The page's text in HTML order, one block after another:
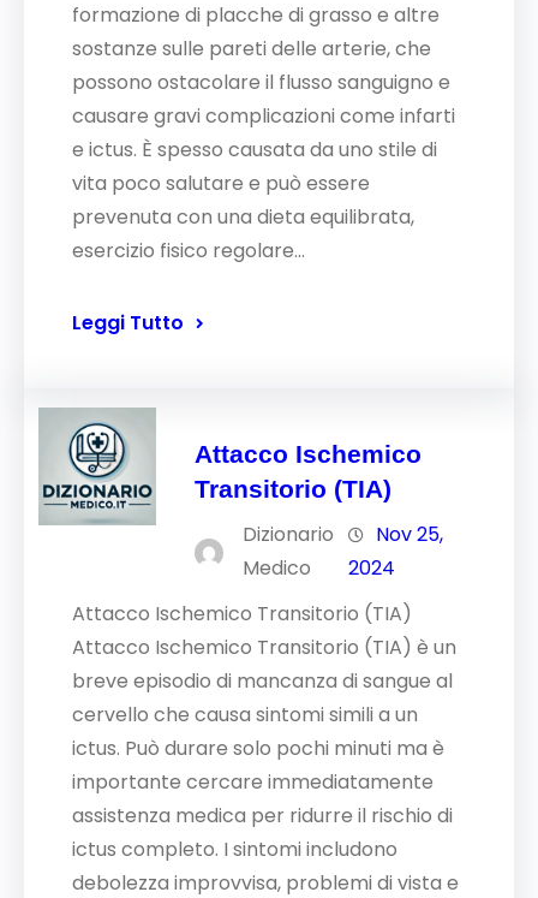
formazione di placche di grasso e altre
sostanze sulle pareti delle arterie, che
possono ostacolare il flusso sanguigno e
causare gravi complicazioni come infarti
e ictus. È spesso causata da uno stile di
vita poco salutare e può essere
prevenuta con una dieta equilibrata,
esercizio fisico regolare…
Leggi Tutto
Attacco Ischemico
Transitorio (TIA)
Dizionario
Medico
Nov 25,
2024
Attacco Ischemico Transitorio (TIA)
Attacco Ischemico Transitorio (TIA) è un
breve episodio di mancanza di sangue al
cervello che causa sintomi simili a un
ictus. Può durare solo pochi minuti ma è
importante cercare immediatamente
assistenza medica per ridurre il rischio di
ictus completo. I sintomi includono
debolezza improvvisa, problemi di vista e